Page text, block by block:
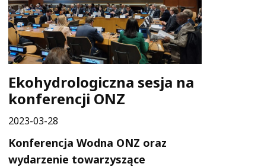
Ekohydrologiczna sesja na
konferencji ONZ
2023-03-28
Konferencja Wodna ONZ oraz
wydarzenie towarzyszące